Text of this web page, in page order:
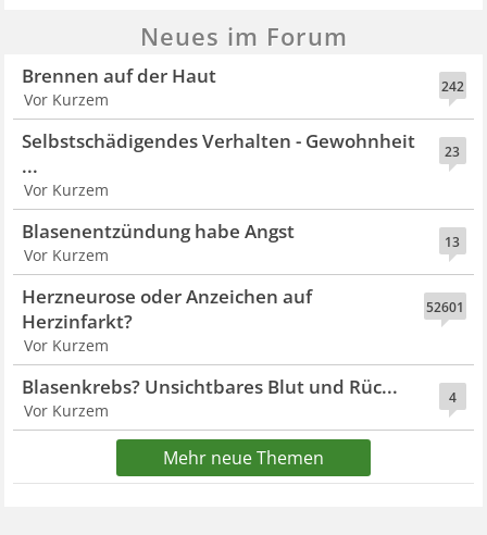
Neues im Forum
242
Brennen auf der Haut
Vor Kurzem
23
Selbstschädigendes Verhalten - Gewohnheit
...
Vor Kurzem
13
Blasenentzündung habe Angst
Vor Kurzem
52601
Herzneurose oder Anzeichen auf
Herzinfarkt?
Vor Kurzem
4
Blasenkrebs? Unsichtbares Blut und Rüc...
Vor Kurzem
Mehr neue Themen